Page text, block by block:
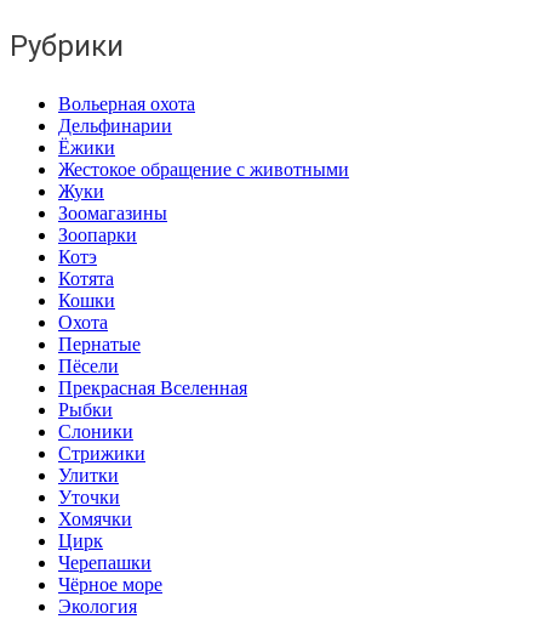
Рубрики
Вольерная охота
Дельфинарии
Ёжики
Жестокое обращение с животными
Жуки
Зоомагазины
Зоопарки
Котэ
Котята
Кошки
Охота
Пернатые
Пёсели
Прекрасная Вселенная
Рыбки
Слоники
Стрижики
Улитки
Уточки
Хомячки
Цирк
Черепашки
Чёрное море
Экология